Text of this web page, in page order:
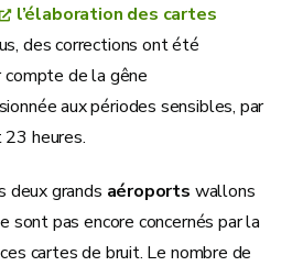
l’élaboration des cartes
des corrections ont été
de la gêne
aux périodes sensibles, par
heures.
deux grands aéroports wallons
sont pas encore concernés par la
cartes de bruit. Le nombre de